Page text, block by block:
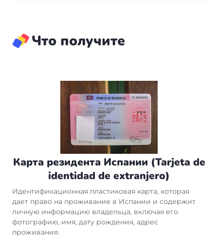
сопровождать на каждом этапе оформления
Что получите
Карта резидента Испании (Tarjeta de
identidad de extranjero)
Идентификационная пластиковая карта, которая
дает право на проживание в Испании и содержит
личную информацию владельца, включая его
фотографию, имя, дату рождения, адрес
проживания.